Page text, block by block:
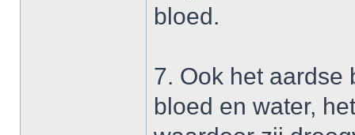
bloed.
7. Ook het aardse
bloed en water,